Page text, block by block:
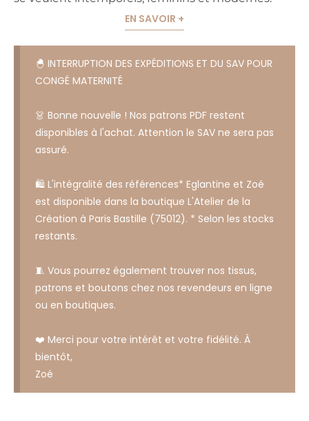
EN SAVOIR +
🐣 INTERRUPTION DES EXPÉDITIONS ET DU SAV POUR
CONGÉ MATERNITÉ
👗 Bonne nouvelle ! Nos patrons PDF restent
disponibles à l'achat. Attention le SAV ne sera pas
assuré.
🛍️ L'intégralité des références* Eglantine et Zoé
est disponible dans la boutique L'Atelier de la
Création à Paris Bastille (75012). * Selon les stocks
restants.
🧵 Vous pourrez également trouver nos tissus,
patrons et boutons chez nos revendeurs en ligne
ou en boutiques.
❤️ Merci pour votre intérêt et votre fidélité. À
bientôt,
Zoé